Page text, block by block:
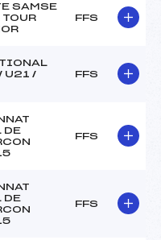
SAMSE
FFS
U21 /
FFS
DE
FFS
DE
FFS